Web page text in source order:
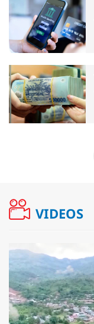
VIDEOS